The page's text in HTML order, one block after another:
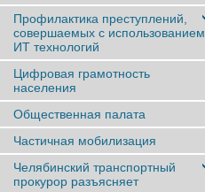
Профилактика преступлений,
совершаемых с использованием
ИТ технологий
Цифровая грамотность
населения
Общественная палата
Частичная мобилизация
Челябинский транспортный
прокурор разъясняет